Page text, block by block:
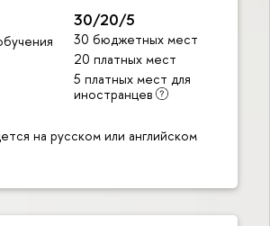
30/20/5
30 бюджетных мест
20 платных мест
5 платных мест для
иностранцев
на русском или английском